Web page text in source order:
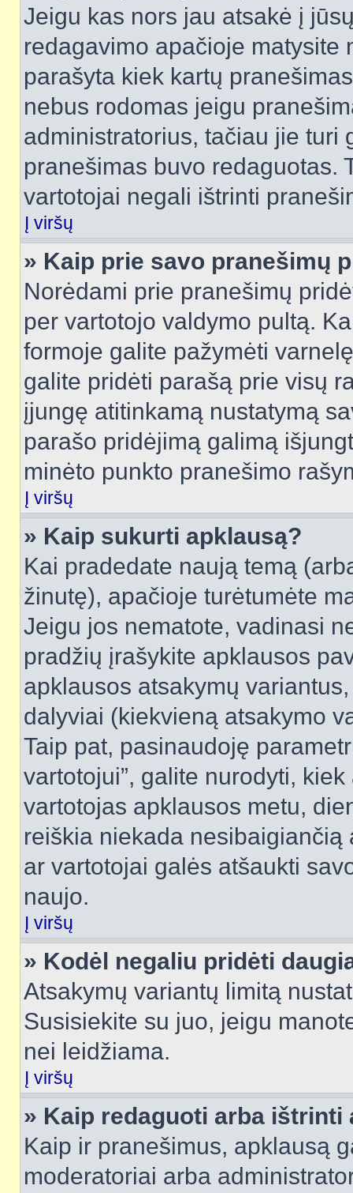
Jeigu kas nors jau atsakė į
redagavimo apačioje matysite
parašyta kiek kartų
nebus rodomas jeigu
administratorius, tačiau jie turi
pranešimas buvo redaguotas.
vartotojai negali ištrinti
Į viršų
» Kaip prie savo pranešimų
Norėdami prie pranešimų
per vartotojo valdymo pultą.
formoje galite pažymėti
galite pridėti parašą prie visų
įjungę atitinkamą nustatymą
parašo pridėjimą galimą
minėto punkto pranešimo
Į viršų
» Kaip sukurti apklausą?
Kai pradedate naują temą
žinutę), apačioje turėtumėte
Jeigu jos nematote, vadinasi
pradžių įrašykite apklausos
apklausos atsakymų
dalyviai (kiekvieną atsakymo
Taip pat, pasinaudoję
vartotojui”, galite nurodyti,
vartotojas apklausos metu,
reiškia niekada
ar vartotojai galės atšaukti
naujo.
Į viršų
» Kodėl negaliu pridėti
Atsakymų variantų limitą
Susisiekite su juo, jeigu
nei leidžiama.
Į viršų
» Kaip redaguoti arba ištrinti
Kaip ir pranešimus, apklausą
moderatoriai arba